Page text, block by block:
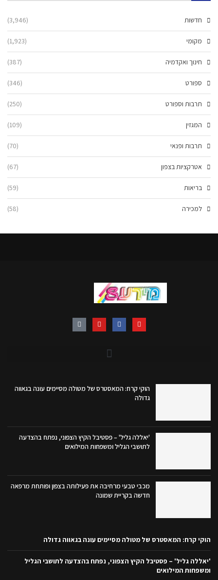
חדשות (3,946)
מקומי (1,923)
חינוך ואקדמיה (387)
ספורט (346)
תרבות וספורט (250)
המגזין (109)
תרבות ופנאי (70)
אטרקציות בצפון (67)
בריאות (59)
למכירה (58)
הוקי קרח: המאסטרס של מטולה מסיימים עונה בגאווה
גדולה
'יאללה גליל' – פסטיבל הקיץ הצפוני, נפתח בהצדעה
לתושבי הגליל ומשפחות המילואים
מכבי טבעי מרחיבה את פעילותה בצפון ופותחת מרפאה
חדשה בקריית שמונה
הוקי קרח: המאסטרס של מטולה מסיימים עונה בגאווה גדולה
'יאללה גליל' – פסטיבל הקיץ הצפוני, נפתח בהצדעה לתושבי הגליל
ומשפחות המילואים